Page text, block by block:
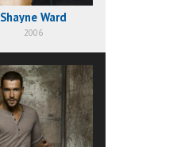
Shayne Ward
2006